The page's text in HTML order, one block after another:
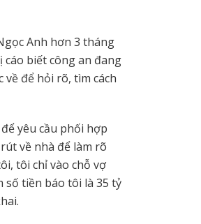
Anh hơn 3 tháng
cáo biết công an đang
để hỏi rõ, tìm cách
yêu cầu phối hợp
về nhà để làm rõ
tôi chỉ vào chỗ vợ
số tiền báo tôi là 35 tỷ